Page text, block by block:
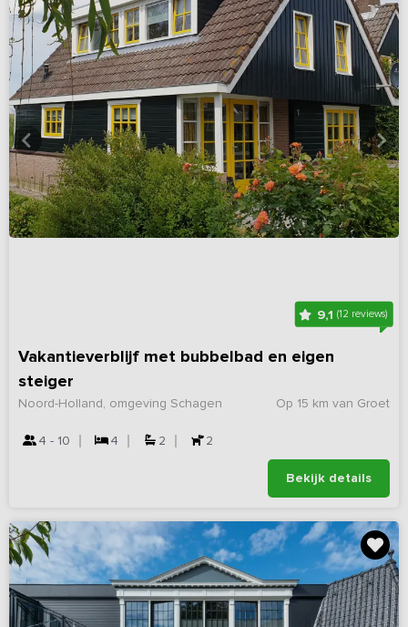
9,1(12 reviews)
Vakantieverblijf met bubbelbad en eigen
steiger
Op 15 km van Groet
Noord-Holland, omgeving Schagen
4 - 10 4 2 2
Bekijk details